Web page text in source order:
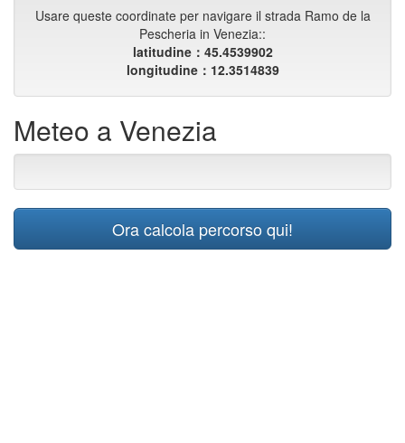
Usare queste coordinate per navigare il strada Ramo de la
Pescheria in Venezia::
latitudine：45.4539902
longitudine：12.3514839
Meteo a Venezia
Ora calcola percorso qui!